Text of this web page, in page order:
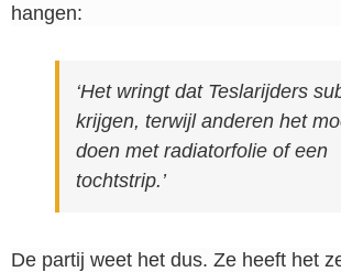
hangen:
‘Het wringt dat Teslarijders
krijgen, terwijl anderen het
doen met radiatorfolie of een
tochtstrip.’
De partij weet het dus. Ze heeft het